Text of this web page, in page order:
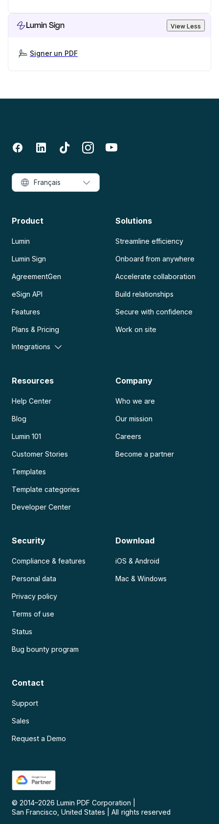
Lumin Sign View Less
Signer un PDF
Product
Lumin
Lumin Sign
AgreementGen
eSign API
Features
Plans & Pricing
Integrations
Solutions
Streamline efficiency
Onboard from anywhere
Accelerate collaboration
Build relationships
Secure with confidence
Work on site
Resources
Help Center
Blog
Lumin 101
Customer Stories
Templates
Template categories
Developer Center
Company
Who we are
Our mission
Careers
Become a partner
Security
Compliance & features
Personal data
Privacy policy
Terms of use
Status
Bug bounty program
Download
iOS & Android
Mac & Windows
Contact
Support
Sales
Request a Demo
© 2014–2026 Lumin PDF Corporation
San Francisco, United States
All rights reserved
Français